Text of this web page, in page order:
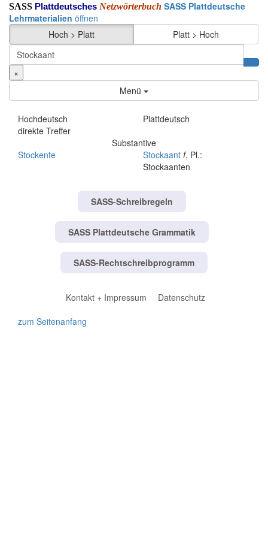
SASS Plattdeutsches Netzwörterbuch SASS Plattdeutsche
Lehrmaterialien öffnen
Hoch > Platt
Platt > Hoch
×
Menü
Hochdeutsch
Plattdeutsch
direkte Treffer
Substantive
Stockente
Stockaant f, Pl.:
Stockaanten
SASS-Schreibregeln
SASS Plattdeutsche Grammatik
SASS-Rechtschreibprogramm
Kontakt + Impressum
Datenschutz
zum Seitenanfang